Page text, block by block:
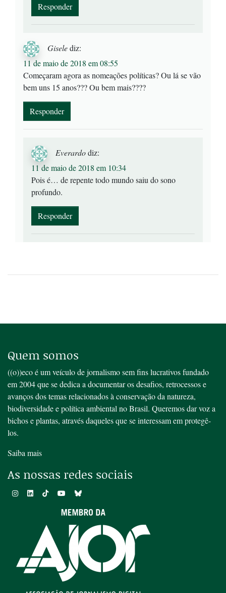
Responder
Giselediz:
11 de maio de 2018 em 08:55
Começaram agora as nomeações políticas? Ou lá se vão
bem uns 15 anos??? Ou bem mais????
Responder
Everardodiz:
11 de maio de 2018 em 10:34
Pois é… de repente todo mundo saiu do sono
profundo.
Responder
Quem somos
((o))eco é um veículo de jornalismo sem fins lucrativos fundado
em 2004 que se dedica a documentar os desafios, retrocessos e
avanços dos temas relacionados à conservação da natureza,
biodiversidade e política ambiental no Brasil. Queremos dar voz a
bichos e plantas, através daqueles que se interessam em protegê-
los.
Saiba mais
As nossas redes sociais